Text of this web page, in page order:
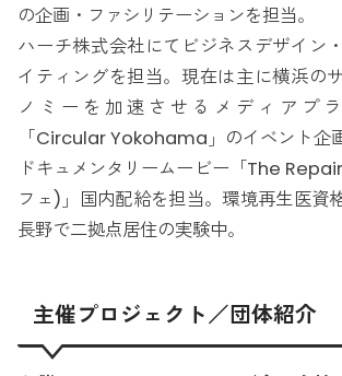
の企画・ファシリテーションを担当。
ハーチ株式会社にてビジネスデザイン
イティングを担当。現在は主に横浜の
ノミーを加速させるメディアプ
「Circular Yokohama」のイベント企
ドキュメンタリームービー「The
フェ)」国内配給を担当。環境再生医資
長野で二拠点居住の実験中。
主催プロジェクト／団体紹介